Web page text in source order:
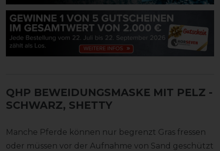
QHP BEWEIDUNGSMASKE MIT PELZ -
SCHWARZ, SHETTY
Manche Pferde können nur begrenzt Gras fressen
oder müssen vor der Aufnahme von Sand geschützt